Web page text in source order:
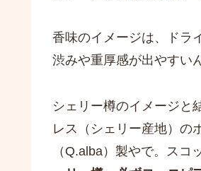
香味のイメージは、ドラ
渋みや重厚感が出やすい
シェリー樽のイメージと
レス（シェリー産地）の
（Q.alba）製やで。スコ